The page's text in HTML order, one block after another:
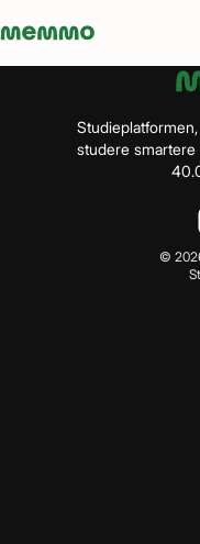
Memmo - AI-verktyg och
studere smartere
©